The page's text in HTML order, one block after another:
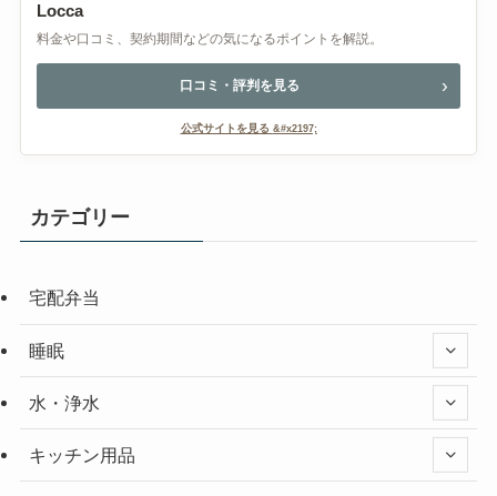
Locca
料金や口コミ、契約期間などの気になるポイントを解説。
口コミ・評判を見る
公式サイトを見る
カテゴリー
宅配弁当
睡眠
水・浄水
キッチン用品